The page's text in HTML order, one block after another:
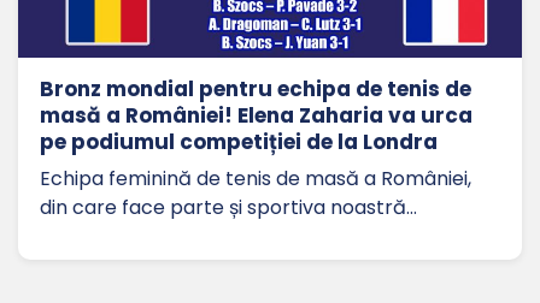
Bronz mondial pentru echipa de tenis de
masă a României! Elena Zaharia va urca
pe podiumul competiției de la Londra
Echipa feminină de tenis de masă a României,
din care face parte și sportiva noastră…